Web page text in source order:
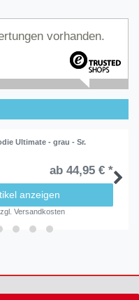
vorhanden.
Ultimate - grau - Sr.
ab 44,95 € *
anzeigen
Versandkosten